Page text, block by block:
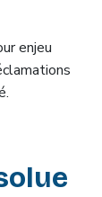
enjeu